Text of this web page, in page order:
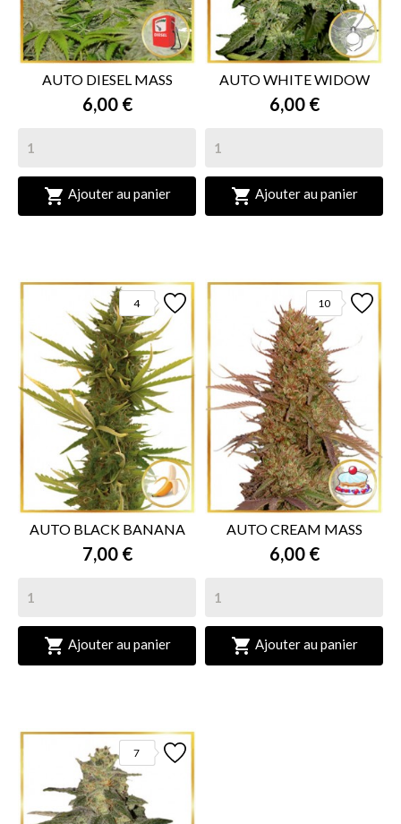
AUTO DIESEL MASS
6,00 €
 Ajouter au panier
AUTO WHITE WIDOW
6,00 €
 Ajouter au panier
4
AUTO BLACK BANANA
7,00 €
 Ajouter au panier
10
AUTO CREAM MASS
6,00 €
 Ajouter au panier
7